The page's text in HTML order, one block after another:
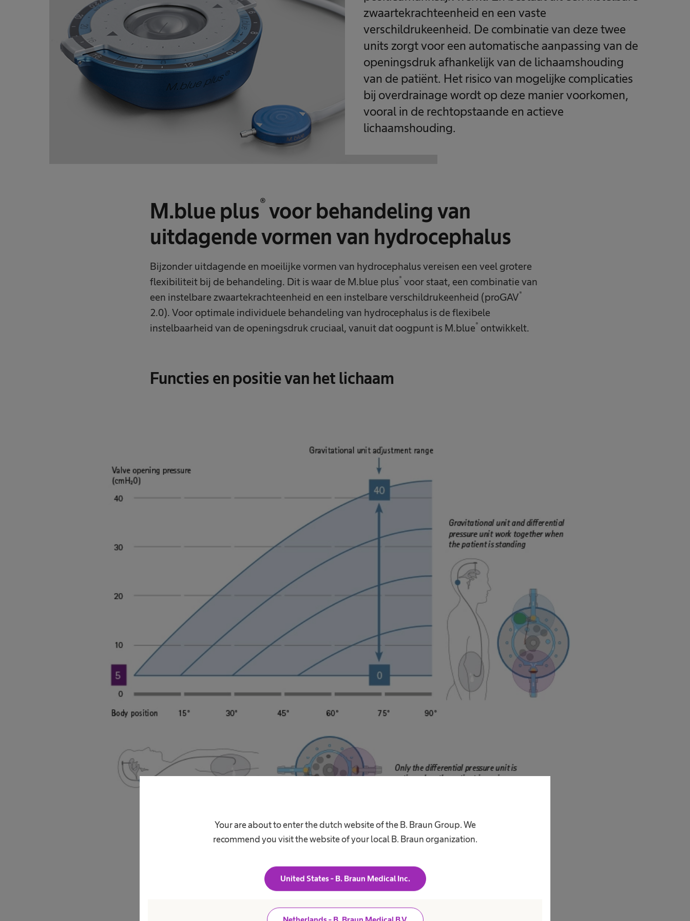
Your are about to enter the dutch website of the B. Braun Group. We
recommend you visit the website of your local B. Braun organization.
United States - B. Braun Medical Inc.
zwaartekrachteenheid en een vaste
verschildrukeenheid. De combinatie van deze twee
units zorgt voor een automatische aanpassing van de
openingsdruk afhankelijk van de lichaamshouding
van de patiënt. Het risico van mogelijke complicaties
bij overdrainage wordt op deze manier voorkomen,
vooral in de rechtopstaande en actieve
lichaamshouding.
M.blue plus®voor behandeling van
uitdagende vormen van hydrocephalus
Bijzonder uitdagende en moeilijke vormen van hydrocephalus vereisen een veel grotere
flexibiliteit bij de behandeling. Dit is waar de M.blue plus® voor staat, een combinatie van
een instelbare zwaartekrachteenheid en een instelbare verschildrukeenheid (proGAV®
2.0). Voor optimale individuele behandeling van hydrocephalus is de flexibele
instelbaarheid van de openingsdruk cruciaal, vanuit dat oogpunt is M.blue® ontwikkelt.
Functies en positie van het lichaam
Verschildrukeenheid
is leverbaar met vaste verschildrukeenheden van 0, 5, 10 en 15 cmH2O. De
geselecteerde openingsdruk van de verschildrukeenheid is in alle lichaamshoudingen